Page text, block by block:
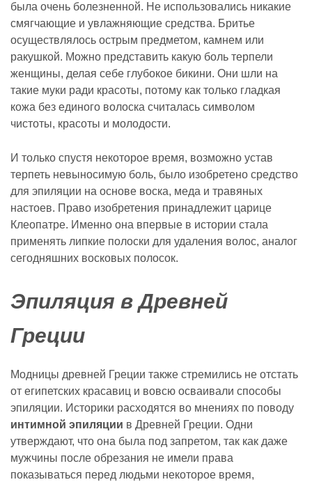
была очень болезненной. Не использовались никакие
смягчающие и увлажняющие средства. Бритье
осуществлялось острым предметом, камнем или
ракушкой. Можно представить какую боль терпели
женщины, делая себе глубокое бикини. Они шли на
такие муки ради красоты, потому как только гладкая
кожа без единого волоска считалась символом
чистоты, красоты и молодости.
И только спустя некоторое время, возможно устав
терпеть невыносимую боль, было изобретено средство
для эпиляции на основе воска, меда и травяных
настоев. Право изобретения принадлежит царице
Клеопатре. Именно она впервые в истории стала
применять липкие полоски для удаления волос, аналог
сегодняшних восковых полосок.
Эпиляция в Древней
Греции
Модницы древней Греции также стремились не отстать
от египетских красавиц и вовсю осваивали способы
эпиляции. Историки расходятся во мнениях по поводу
интимной эпиляции в Древней Греции. Одни
утверждают, что она была под запретом, так как даже
мужчины после обрезания не имели права
показываться перед людьми некоторое время,